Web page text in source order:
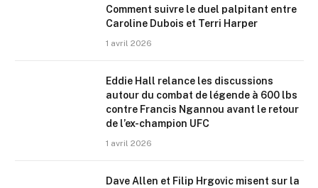
Comment suivre le duel palpitant entre
Caroline Dubois et Terri Harper
1 avril 2026
Eddie Hall relance les discussions
autour du combat de légende à 600 lbs
contre Francis Ngannou avant le retour
de l’ex-champion UFC
1 avril 2026
Dave Allen et Filip Hrgovic misent sur la